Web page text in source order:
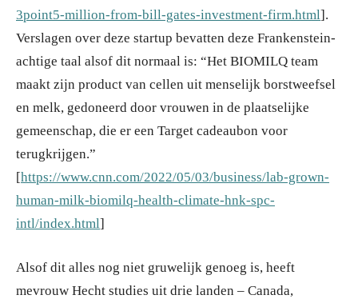
3point5-million-from-bill-gates-investment-firm.html].
Verslagen over deze startup bevatten deze Frankenstein-
achtige taal alsof dit normaal is: “Het BIOMILQ team
maakt zijn product van cellen uit menselijk borstweefsel
en melk, gedoneerd door vrouwen in de plaatselijke
gemeenschap, die er een Target cadeaubon voor
terugkrijgen.”
[https://www.cnn.com/2022/05/03/business/lab-grown-
human-milk-biomilq-health-climate-hnk-spc-
intl/index.html]
Alsof dit alles nog niet gruwelijk genoeg is, heeft
mevrouw Hecht studies uit drie landen – Canada,